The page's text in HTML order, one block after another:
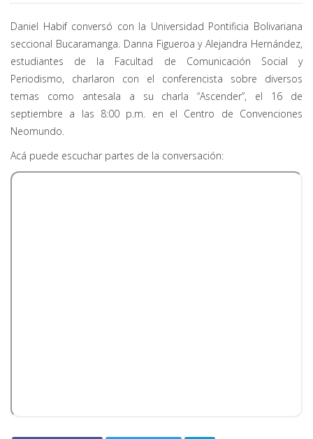
Daniel Habif conversó con la Universidad Pontificia Bolivariana
seccional Bucaramanga. Danna Figueroa y Alejandra Hernández,
estudiantes de la Facultad de Comunicación Social y
Periodismo, charlaron con el conferencista sobre diversos
temas como antesala a su charla “Ascender”, el 16 de
septiembre a las 8:00 p.m. en el Centro de Convenciones
Neomundo.
Acá puede escuchar partes de la conversación: